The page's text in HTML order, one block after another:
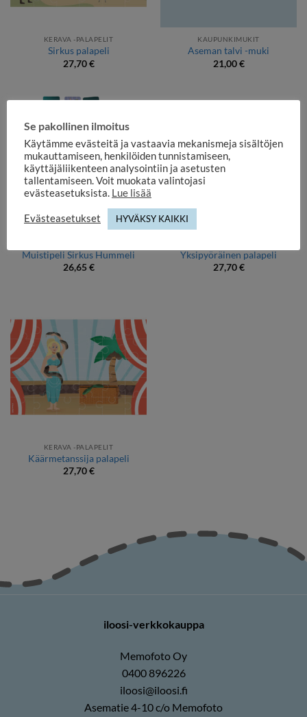
KERAVA -PALAPELIT
Sirkus palapeli
27,70€
KAUPUNKIMUKIT
Aseman talvi -muki
21,00€
Muistipeli Sirkus Hummeli
26,65€
Yksipyöräinen palapeli
27,70€
KERAVA -PALAPELIT
Käärmetanssija palapeli
27,70€
iloosi-verkkokauppa
Memofoto Oy
0400 896226
iloosi@iloosi.fi
Asematie 4-10 c/o Memofoto
Se pakollinen ilmoitus
Käytämme evästeitä ja vastaavia mekanismeja sisältöjen
mukauttamiseen, henkilöiden tunnistamiseen,
käyttäjäliikenteen analysointiin ja asetusten
tallentamiseen. Voit muokata valintojasi
evästeasetuksista. Lue lisää
Evästeasetukset HYVÄKSY KAIKKI